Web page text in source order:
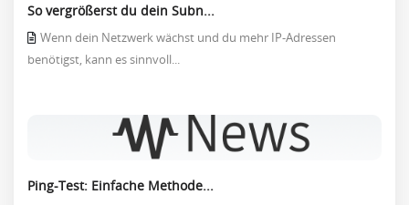
So vergrößerst du dein Subn...
Wenn dein Netzwerk wächst und du mehr IP-Adressen
benötigst, kann es sinnvoll...
Ping-Test: Einfache Methode...